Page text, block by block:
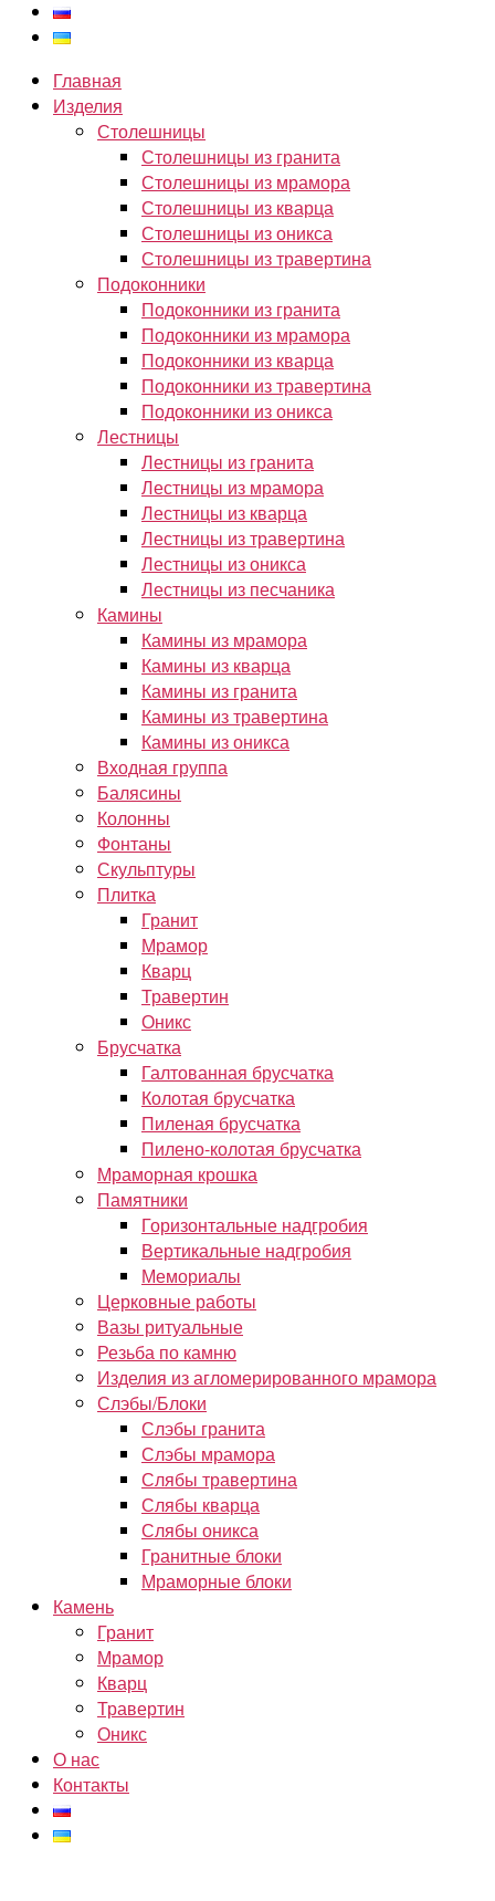
Главная
Изделия
Столешницы
Столешницы из гранита
Столешницы из мрамора
Столешницы из кварца
Столешницы из оникса
Столешницы из травертина
Подоконники
Подоконники из гранита
Подоконники из мрамора
Подоконники из кварца
Подоконники из травертина
Подоконники из оникса
Лестницы
Лестницы из гранита
Лестницы из мрамора
Лестницы из кварца
Лестницы из травертина
Лестницы из оникса
Лестницы из песчаника
Камины
Камины из мрамора
Камины из кварца
Камины из гранита
Камины из травертина
Камины из оникса
Входная группа
Балясины
Колонны
Фонтаны
Скульптуры
Плитка
Гранит
Мрамор
Кварц
Травертин
Оникс
Брусчатка
Галтованная брусчатка
Колотая брусчатка
Пиленая брусчатка
Пилено-колотая брусчатка
Мраморная крошка
Памятники
Горизонтальные надгробия
Вертикальные надгробия
Мемориалы
Церковные работы
Вазы ритуальные
Резьба по камню
Изделия из агломерированного мрамора
Слэбы/Блоки
Слэбы гранита
Слэбы мрамора
Слябы травертина
Слябы кварца
Слябы оникса
Гранитные блоки
Мраморные блоки
Камень
Гранит
Мрамор
Кварц
Травертин
Оникс
О нас
Контакты